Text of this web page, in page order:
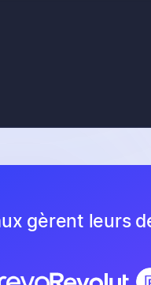
gèrent leurs